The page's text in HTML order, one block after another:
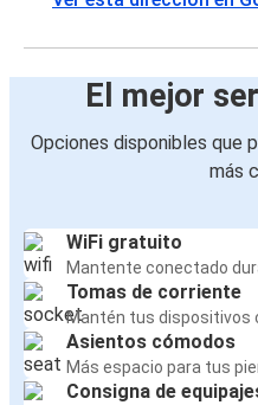
El mejor
Opciones disponibles que
más
WiFi gratuito
Mantente conectado
Tomas de corriente
Mantén tus dispositivos
Asientos cómodos
Más espacio para tus
Consigna de